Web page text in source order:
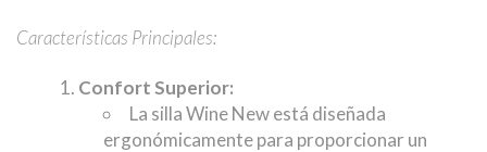
Características Principales:
Confort Superior:
La silla Wine New está diseñada
ergonómicamente para proporcionar un